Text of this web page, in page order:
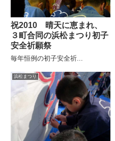
祝2010 晴天に恵まれ、
３町合同の浜松まつり初子
安全祈願祭
毎年恒例の初子安全祈...
浜松まつり